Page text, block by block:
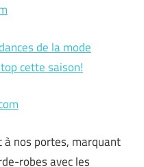
de la mode
cette saison!
nos portes, marquant
robes avec les